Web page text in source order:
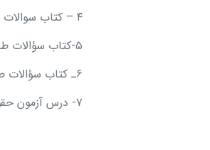
۴ – كتاب سوالات طبقه بندي شده حقوق بین الملل عمومی / ترازی / مجد
۵-كتاب سؤالات طبقه بندي شده متون فقه / دكتر لطفي / مجد
۶ـ كتاب سؤالات طبقه بندي شده متون حقوقي / بیل دار / مجد
۷- درس آزمون حقوق اساسی / دکتر وکیل / حاصلی / مجد